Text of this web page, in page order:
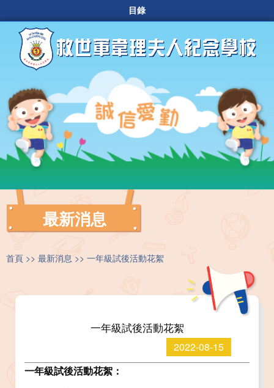
目錄
最新消息
首頁 最新消息 一年級試後活動花絮
一年級試後活動花絮
2022-08-15
一年級試後活動花絮：